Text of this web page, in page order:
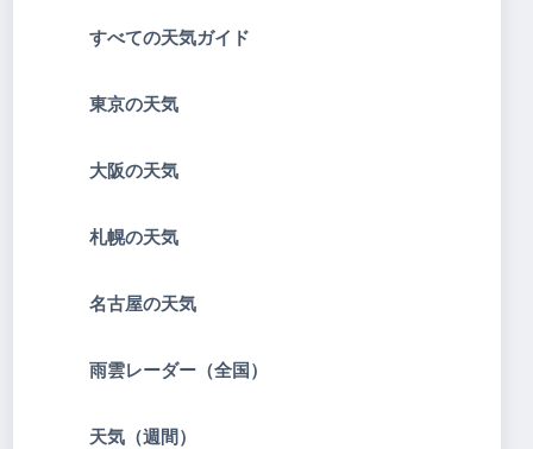
すべての天気ガイド
東京の天気
大阪の天気
札幌の天気
名古屋の天気
雨雲レーダー（全国）
天気（週間）